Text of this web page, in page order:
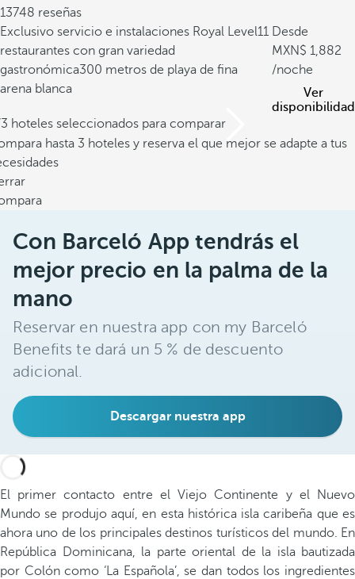
13748 reseñas
Exclusivo servicio e instalaciones Royal Level11
restaurantes con gran variedad
gastronómica300 metros de playa de fina
arena blanca
Desde
1,882
/noche
Ver
disponibilidad
hoteles seleccionados para comparar
hasta 3 hoteles y reserva el que mejor se adapte a tus
Con Barceló App tendrás el
mejor precio en la palma de la
mano
Reservar en nuestra app con my Barceló
Benefits te dará un 5 % de descuento
adicional.
Descargar nuestra app
El primer contacto entre el Viejo Continente y el Nuevo
Mundo se produjo aquí, en esta histórica isla caribeña que es
ahora uno de los principales destinos turísticos del mundo. En
República Dominicana, la parte oriental de la isla bautizada
por Colón como ‘La Española’, se dan todos los ingredientes